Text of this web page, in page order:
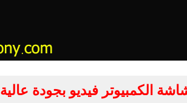
الكمبيوتر فيديو بجودة عالية